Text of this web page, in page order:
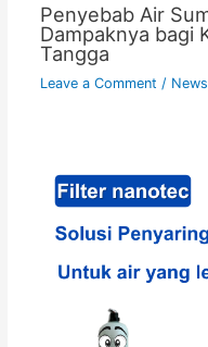
Penyebab Air
Dampaknya bagi
Tangga
Leave a Comment / News